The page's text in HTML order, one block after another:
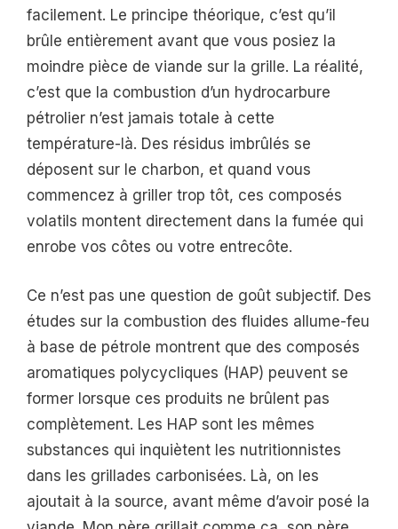
facilement. Le principe théorique, c’est qu’il
brûle entièrement avant que vous posiez la
moindre pièce de viande sur la grille. La réalité,
c’est que la combustion d’un hydrocarbure
pétrolier n’est jamais totale à cette
température-là. Des résidus imbrûlés se
déposent sur le charbon, et quand vous
commencez à griller trop tôt, ces composés
volatils montent directement dans la fumée qui
enrobe vos côtes ou votre entrecôte.
Ce n’est pas une question de goût subjectif. Des
études sur la combustion des fluides allume-feu
à base de pétrole montrent que des composés
aromatiques polycycliques (HAP) peuvent se
former lorsque ces produits ne brûlent pas
complètement. Les HAP sont les mêmes
substances qui inquiètent les nutritionnistes
dans les grillades carbonisées. Là, on les
ajoutait à la source, avant même d’avoir posé la